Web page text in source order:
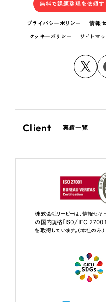
無料で課題整理を依頼す
プライバシーポリシー 情報
クッキーポリシー サイトマ
Client 実績一覧
株式会社リーピーは、情報セキ
の国内規格「ISO/IEC
を取得しています。（本社のみ）